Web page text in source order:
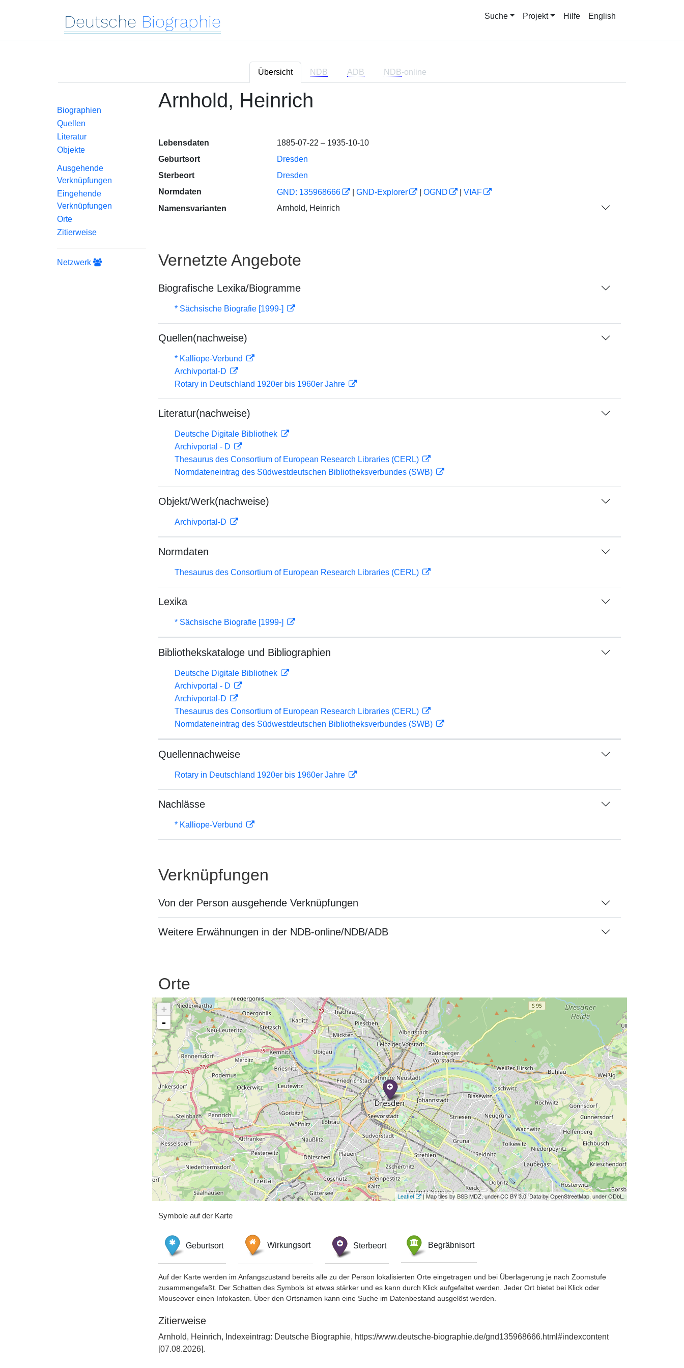
Deutsche Biographie Suche Projekt Hilfe English
Übersicht NDB ADB NDB-online
Biographien
Quellen
Literatur
Objekte
Ausgehende
Verknüpfungen
Eingehende
Verknüpfungen
Orte
Zitierweise
Netzwerk
Arnhold, Heinrich
Lebensdaten
1885-07-22 – 1935-10-10
Geburtsort
Dresden
Sterbeort
Dresden
Normdaten
GND: 135968666 GND-Explorer OGND
VIAF
Namensvarianten
Arnhold, Heinrich
Vernetzte Angebote
Biografische Lexika/Biogramme
* Sächsische Biografie [1999-]
Quellen(nachweise)
* Kalliope-Verbund
Archivportal-D
Rotary in Deutschland 1920er bis 1960er Jahre
Literatur(nachweise)
Deutsche Digitale Bibliothek
Archivportal - D
Thesaurus des Consortium of European Research Libraries (CERL)
Normdateneintrag des Südwestdeutschen Bibliotheksverbundes (SWB)
Objekt/Werk(nachweise)
Archivportal-D
Normdaten
Thesaurus des Consortium of European Research Libraries (CERL)
Lexika
* Sächsische Biografie [1999-]
Bibliothekskataloge und Bibliographien
Deutsche Digitale Bibliothek
Archivportal - D
Archivportal-D
Thesaurus des Consortium of European Research Libraries (CERL)
Normdateneintrag des Südwestdeutschen Bibliotheksverbundes (SWB)
Quellennachweise
Rotary in Deutschland 1920er bis 1960er Jahre
Nachlässe
* Kalliope-Verbund
Verknüpfungen
Von der Person ausgehende Verknüpfungen
Weitere Erwähnungen in der NDB-online/NDB/ADB
Orte
+
-
Leaflet | Map tiles by BSB MDZ, under CC BY 3.0. Data by OpenStreetMap, under ODbL.
Symbole auf der Karte
Geburtsort Wirkungsort Sterbeort Begräbnisort
Auf der Karte werden im Anfangszustand bereits alle zu der Person lokalisierten Orte eingetragen und bei Überlagerung je nach Zoomstufe
zusammengefaßt. Der Schatten des Symbols ist etwas stärker und es kann durch Klick aufgefaltet werden. Jeder Ort bietet bei Klick oder
Mouseover einen Infokasten. Über den Ortsnamen kann eine Suche im Datenbestand ausgelöst werden.
Zitierweise
Arnhold, Heinrich, Indexeintrag: Deutsche Biographie, https://www.deutsche-biographie.de/gnd135968666.html#indexcontent
[07.08.2026].